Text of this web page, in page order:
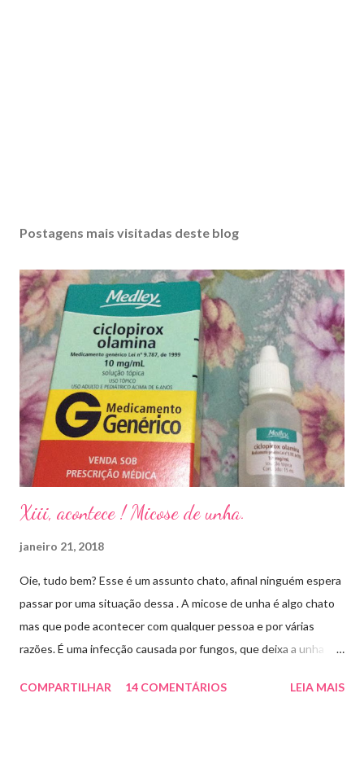
Postagens mais visitadas deste blog
Xiii, acontece ! Micose de unha.
janeiro 21, 2018
Oie, tudo bem? Esse é um assunto chato, afinal ninguém espera
passar por uma situação dessa . A micose de unha é algo chato
mas que pode acontecer com qualquer pessoa e por várias
razões. É uma infecção causada por fungos, que deixa a unha
descolar da pele. As causas mais comuns dessas micoses é por
COMPARTILHAR 14 COMENTÁRIOS LEIA MAIS